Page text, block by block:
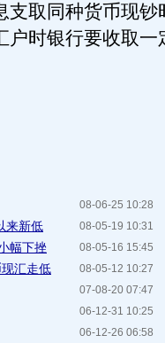
取同种货币现钞
户时银行要收取一
08-06-25 10:28
08-05-19 10:31
来新低
08-05-16 15:45
幅下挫
08-05-12 10:27
汇走低
07-08-20 07:47
06-12-31 10:25
06-12-26 06:58